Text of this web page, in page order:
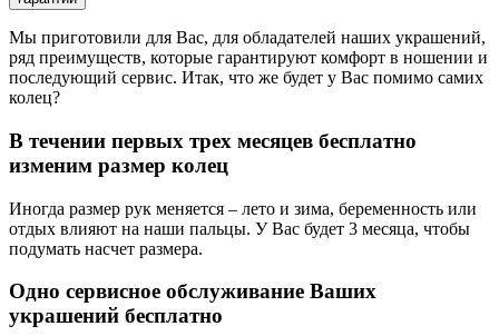
Мы приготовили для Вас, для обладателей наших украшений,
ряд преимуществ, которые гарантируют комфорт в ношении и
последующий сервис. Итак, что же будет у Вас помимо самих
колец?
В течении первых трех месяцев бесплатно
изменим размер колец
Иногда размер рук меняется – лето и зима, беременность или
отдых влияют на наши пальцы. У Вас будет 3 месяца, чтобы
подумать насчет размера.
Одно сервисное обслуживание Ваших
украшений бесплатно